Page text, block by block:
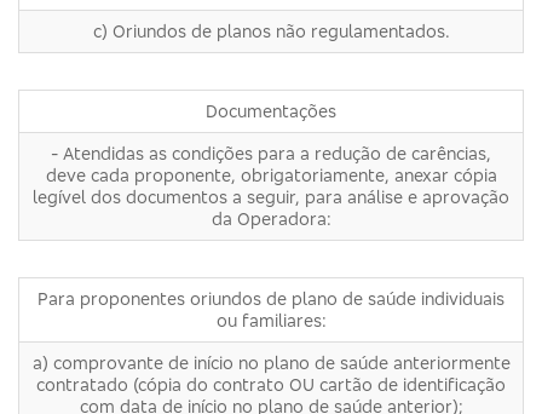
c) Oriundos de planos não regulamentados.
Documentações
- Atendidas as condições para a redução de carências,
deve cada proponente, obrigatoriamente, anexar cópia
legível dos documentos a seguir, para análise e aprovação
da Operadora:
Para proponentes oriundos de plano de saúde individuais
ou familiares:
a) comprovante de início no plano de saúde anteriormente
contratado (cópia do contrato OU cartão de identificação
com data de início no plano de saúde anterior);